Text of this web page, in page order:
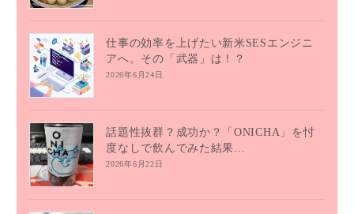
仕事の効率を上げたい新米SESエンジニ
アへ。その「武器」は！？
2026年6月24日
話題性抜群？成功か？「ONICHA」を忖
度なしで飲んでみた結果…
2026年6月22日